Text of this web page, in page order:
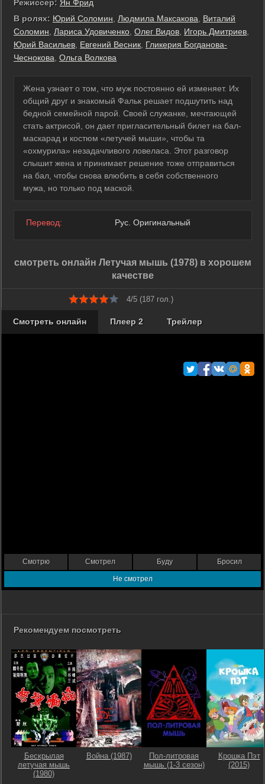
Режиссер: Ян Фрид
В ролях: Юрий Соломин Людмила Максакова
Виталий
Соломин
Лариса Удовиченко Олег Видов Игорь Дмитриев
Юрий Васильев Евгений Весник Гликерия Богданова-
Чеснокова Ольга Волкова
Жена узнает о том, что муж постоянно ей изменяет. Их
общий друг и знакомый Фальк решает подшутить над
бедной семейной парой. Своей служанке, мечтающей
стать актрисой, он дает пригласительный билет на бал-
маскарад и костюм «летучей мыши», чтобы та
«охмурила» незадачливого ловеласа. Этот разговор
слышит жена и принимает решение тоже отправиться
на бал, чтобы снова влюбить в себя собственного
мужа, но только под маской.
Перевод: Рус. Оригинальный
смотреть онлайн Летучая мышь (1978) в хорошем
качестве
4/5 (187 гол.)
Смотреть онлайн Плеер 2 Трейлер
Смотрю Смотрел Буду Бросил
Не смотрел
Рекомендуем посмотреть
Бескрылая
летучая мышь
(1980)
Война (1987)
Пол-литровая
мышь (1-3 сезон)
Крошка Пэт
(2015)